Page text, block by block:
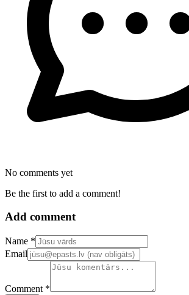
No comments yet
Be the first to add a comment!
Add comment
Confirm your email address
Name *
Email
Comment *